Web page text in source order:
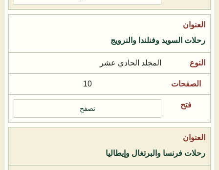
رحلات السويد وفنلندا والنرويج
المجلد الحادي عشر
10
تصفح
رحلات فرنسا والبرتغال وإيطاليا